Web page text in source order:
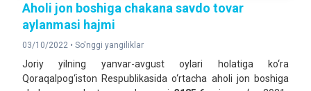
Aholi jon boshiga chakana savdo tovar
aylanmasi hajmi
03/10/2022 • So'nggi yangiliklar
Joriy yilning yanvar-avgust oylari holatiga ko‘ra
Qoraqalpog‘iston Respublikasida o‘rtacha aholi jon boshiga